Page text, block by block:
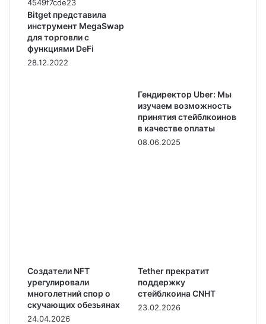
Bitget представила
инструмент MegaSwap
для торговли с
функциями DeFi
28.12.2022
Гендиректор Uber: Мы
изучаем возможность
принятия стейблкоинов
в качестве оплаты
08.06.2025
Создатели NFT
урегулировали
многолетний спор о
скучающих обезьянах
24.04.2026
Tether прекратит
поддержку
стейблкоина CNHT
23.02.2026